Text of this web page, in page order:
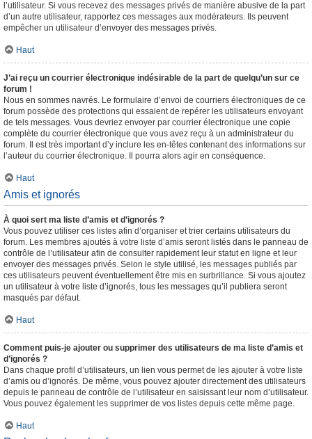
l’utilisateur. Si vous recevez des messages privés de manière abusive de la part
d’un autre utilisateur, rapportez ces messages aux modérateurs. Ils peuvent
empêcher un utilisateur d’envoyer des messages privés.
Haut
J’ai reçu un courrier électronique indésirable de la part de quelqu’un sur ce
forum !
Nous en sommes navrés. Le formulaire d’envoi de courriers électroniques de ce
forum possède des protections qui essaient de repérer les utilisateurs envoyant
de tels messages. Vous devriez envoyer par courrier électronique une copie
complète du courrier électronique que vous avez reçu à un administrateur du
forum. Il est très important d’y inclure les en-têtes contenant des informations sur
l’auteur du courrier électronique. Il pourra alors agir en conséquence.
Haut
Amis et ignorés
À quoi sert ma liste d’amis et d’ignorés ?
Vous pouvez utiliser ces listes afin d’organiser et trier certains utilisateurs du
forum. Les membres ajoutés à votre liste d’amis seront listés dans le panneau de
contrôle de l’utilisateur afin de consulter rapidement leur statut en ligne et leur
envoyer des messages privés. Selon le style utilisé, les messages publiés par
ces utilisateurs peuvent éventuellement être mis en surbrillance. Si vous ajoutez
un utilisateur à votre liste d’ignorés, tous les messages qu’il publiera seront
masqués par défaut.
Haut
Comment puis-je ajouter ou supprimer des utilisateurs de ma liste d’amis et
d’ignorés ?
Dans chaque profil d’utilisateurs, un lien vous permet de les ajouter à votre liste
d’amis ou d’ignorés. De même, vous pouvez ajouter directement des utilisateurs
depuis le panneau de contrôle de l’utilisateur en saisissant leur nom d’utilisateur.
Vous pouvez également les supprimer de vos listes depuis cette même page.
Haut